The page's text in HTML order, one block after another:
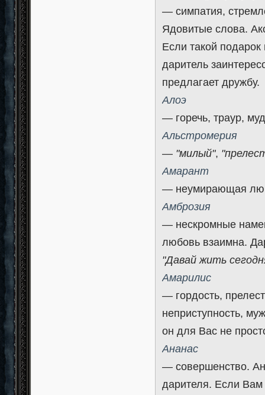
— симпатия,
Ядовитые слова.
Если такой подарок
даритель
предлагает дружбу.
Алоэ
— горечь, траур,
Альстромерия
— "милый",
Амарант
— неумирающая
Амброзия
— нескромные
любовь взаимна.
"Давай жить
Амарилис
— гордость,
неприступность,
он для Вас не
Ананас
— совершенство.
дарителя. Если